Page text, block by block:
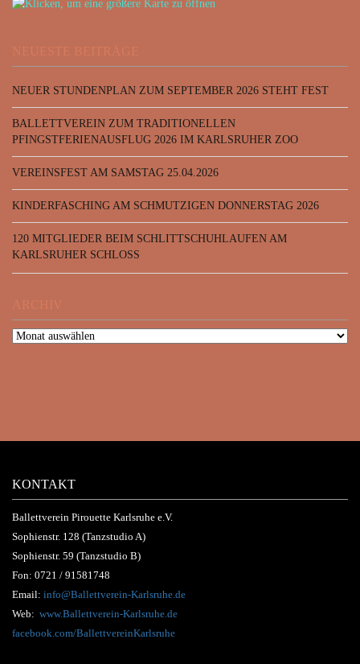
NEUESTE BEITRÄGE
NEUER STUNDENPLAN ZUM SEPTEMBER 2026 STEHT FEST
BALLETTVEREIN ZUM TRADITIONELLEN
PFINGSTFERIENAUSFLUG 2026 IM KARLSRUHER ZOO
VEREINSFEST AM SAMSTAG 25.04.2026
KINDERFASCHING AM SCHMUTZIGEN DONNERSTAG 2026
120 MITGLIEDER BEIM SCHLITTSCHUHLAUFEN AM
KARLSRUHER SCHLOSS
ARCHIV
KONTAKT
Ballettverein Pirouette Karlsruhe e.V.
Sophienstr. 128 (Tanzstudio A)
Sophienstr. 59 (Tanzstudio B)
Fon: 0721 / 91581748
Email: info@Ballettverein-Karlsruhe.de
Web: www.Ballettverein-Karlsruhe.de
facebook.com/BallettvereinKarlsruhe